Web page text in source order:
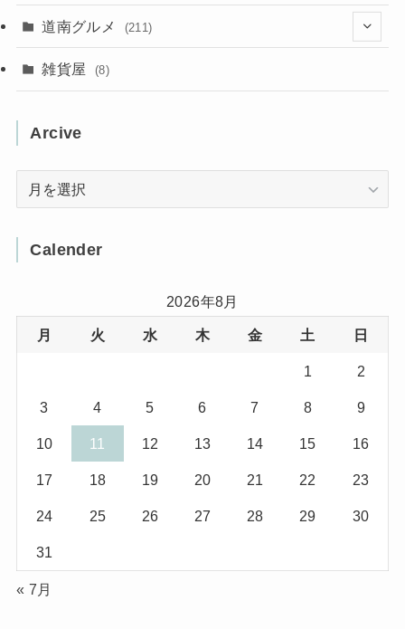
(31)
(16)(2)
(1) (2)
(2)
(11)
(13)
(10)
道南グルメ (211)
(3)
(10)
(2)
雑貨屋 (8)
Arcive
Arcive
Calender
2026年8月
月 火 水 木 金 土 日
1 2
3 4 5 6 7 8 9
10 11 12 13 14 15 16
17 18 19 20 21 22 23
24 25 26 27 28 29 30
31
« 7月